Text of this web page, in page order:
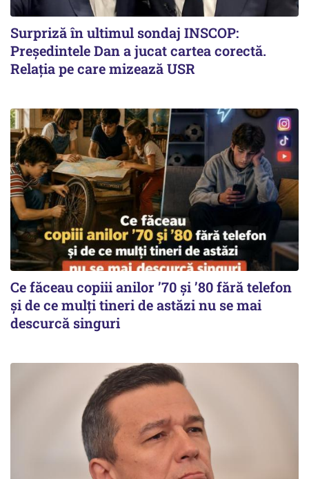
Surpriză în ultimul sondaj INSCOP:
Președintele Dan a jucat cartea corectă.
Relația pe care mizează USR
Ce făceau copiii anilor ’70 și ’80 fără telefon
și de ce mulți tineri de astăzi nu se mai
descurcă singuri